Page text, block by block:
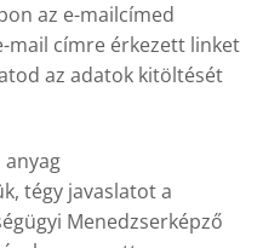
az e-mailcímed
mail címre érkezett linket
az adatok kitöltését
anyag
tégy javaslatot a
Menedzserképző